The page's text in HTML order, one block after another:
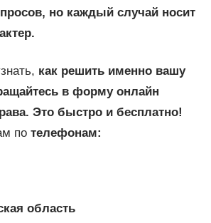
но каждый случай носит
как решить именно вашу
в форму онлайн
Это быстро и бесплатно!
по телефонам:
область